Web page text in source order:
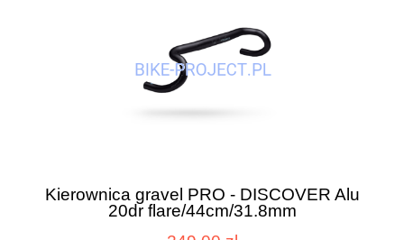
Kierownica gravel PRO - DISCOVER Alu
20dr flare/44cm/31.8mm